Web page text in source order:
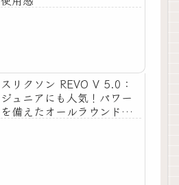
スリクソン REVO V 5.0：
ジュニアにも人気！パワー
を備えたオールラウンドラ